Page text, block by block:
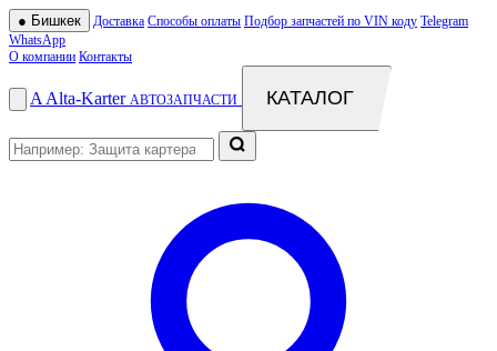
● Бишкек Доставка Способы оплаты Подбор запчастей по VIN коду Telegram
WhatsApp
О компании Контакты
A Alta-Karter АВТОЗАПЧАСТИ КАТАЛОГ